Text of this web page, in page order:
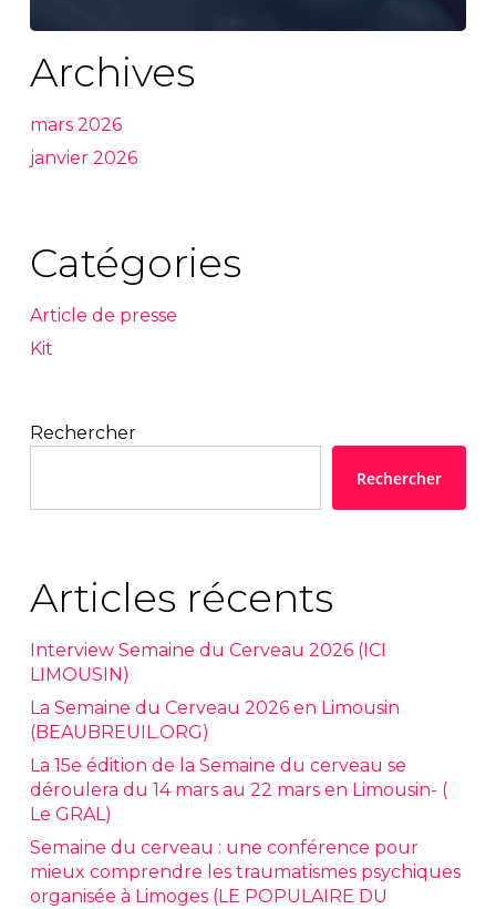
Archives
mars 2026
janvier 2026
Catégories
Article de presse
Kit
Rechercher
Rechercher
Articles récents
Interview Semaine du Cerveau 2026 (ICI
LIMOUSIN)
La Semaine du Cerveau 2026 en Limousin
(BEAUBREUIL.ORG)
La 15e édition de la Semaine du cerveau se
déroulera du 14 mars au 22 mars en Limousin- (
Le GRAL)
Semaine du cerveau : une conférence pour
mieux comprendre les traumatismes psychiques
organisée à Limoges (LE POPULAIRE DU